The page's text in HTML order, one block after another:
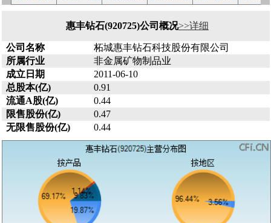
惠丰钻石(920725)公司概况>>详细
公司名称
柘城惠丰钻石科技股份有限公司
所属行业
非金属矿物制品业
成立日期
2011-06-10
总股本(亿)
0.91
流通A股(亿)
0.44
限售股份(亿)
0.47
无限售股份(亿)
0.44